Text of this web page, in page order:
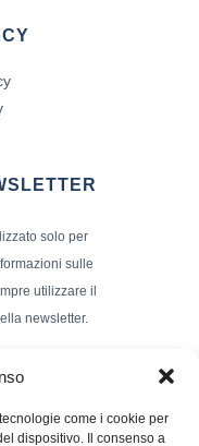
come i cookie per
dispositivo. Il consenso a
solo per
sulle
utilizzare il
newsletter.